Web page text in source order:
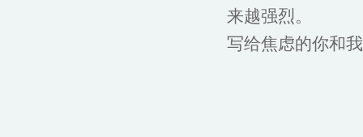
来越强烈。
写给焦虑的你和